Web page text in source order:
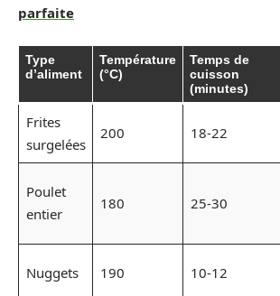
parfaite
Type
d’aliment
Température
(°C)
Temps de
cuisson
(minutes)
Frites
surgelées
200 18-22
Poulet
entier
180 25-30
Nuggets 190 10-12